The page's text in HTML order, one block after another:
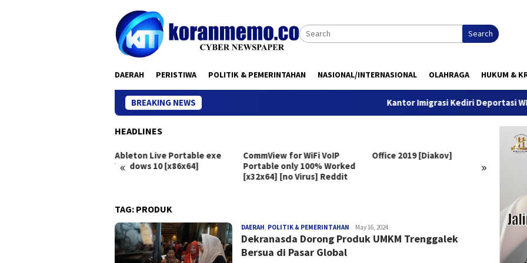
Search
DAERAH PERISTIWA POLITIK & PEMERINTAHAN NASIONAL/INTERNASIONAL OLAHRAGA HUKUM &
BREAKING NEWS Kantor Imigrasi Kediri Deportasi WN
HEADLINES
« »
Ableton Live Portable exe
Windows 10 [x86x64]
CommView for WiFi VoIP
Portable only 100% Worked
[x32x64] [no Virus] Reddit
Office 2019 [Diakov]
Half-
GOG
TAG: PRODUK
DAERAH, POLITIK & PEMERINTAHAN redaksi
May 16, 2024
Dekranasda Dorong Produk UMKM Trenggalek
Bersua di Pasar Global